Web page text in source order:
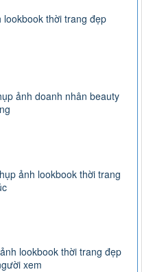
thời trang đẹp
ảnh doanh nhân beauty
ảnh lookbook thời trang
lookbook thời trang đẹp
xem